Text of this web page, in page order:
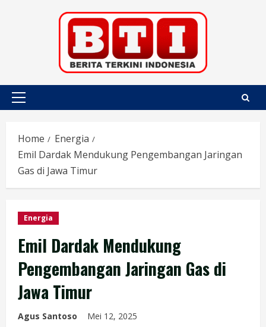
Primary
Home
Energia
Emil Dardak Mendukung Pengembangan Jaringan
Gas di Jawa Timur
Energia
Emil Dardak Mendukung
Pengembangan Jaringan Gas di
Jawa Timur
Agus Santoso Mei 12, 2025